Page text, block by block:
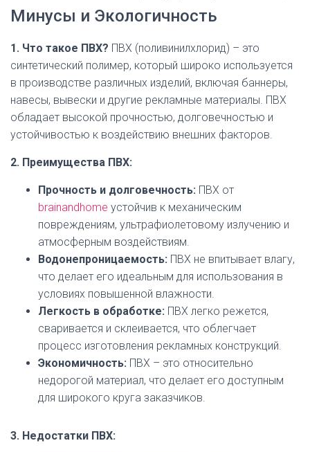
Минусы и Экологичность
1. Что такое ПВХ? ПВХ (поливинилхлорид) – это
синтетический полимер, который широко используется
в производстве различных изделий, включая баннеры,
навесы, вывески и другие рекламные материалы. ПВХ
обладает высокой прочностью, долговечностью и
устойчивостью к воздействию внешних факторов.
2. Преимущества ПВХ:
Прочность и долговечность: ПВХ от
brainandhome устойчив к механическим
повреждениям, ультрафиолетовому излучению и
атмосферным воздействиям.
Водонепроницаемость: ПВХ не впитывает влагу,
что делает его идеальным для использования в
условиях повышенной влажности.
Легкость в обработке: ПВХ легко режется,
сваривается и склеивается, что облегчает
процесс изготовления рекламных конструкций.
Экономичность: ПВХ – это относительно
недорогой материал, что делает его доступным
для широкого круга заказчиков.
3. Недостатки ПВХ: